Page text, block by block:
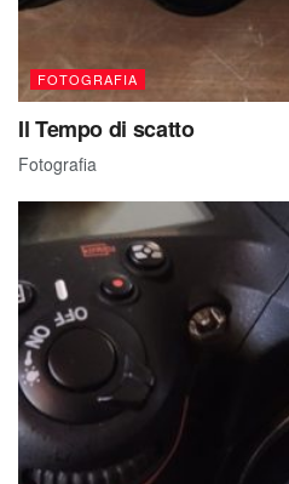
FOTOGRAFIA
Il Tempo di scatto
Fotografia